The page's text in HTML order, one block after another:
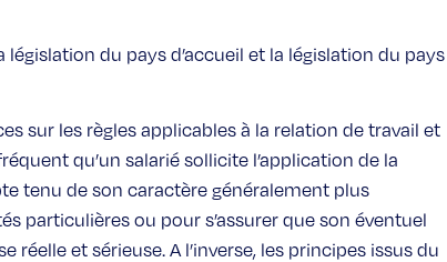
du pays d’accueil et la législation du pays
sur les règles applicables à la relation de travail et
qu’un salarié sollicite l’application de la
tenu de son caractère généralement plus
particulières ou pour s’assurer que son éventuel
et sérieuse. A l’inverse, les principes issus du